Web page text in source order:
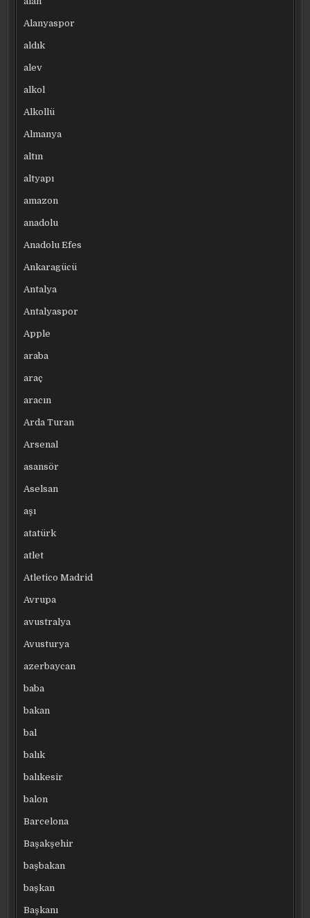
Alanyaspor
aldık
alev
alkol
Alkollü
Almanya
altın
altyapı
amazon
anadolu
Anadolu Efes
Ankaragücü
Antalya
Antalyaspor
Apple
araba
araç
aracın
Arda Turan
Arsenal
asansör
Aselsan
aşı
atatürk
atlet
Atletico Madrid
Avrupa
avustralya
Avusturya
azerbaycan
baba
bakan
bal
balık
balıkesir
balon
Barcelona
Başakşehir
başbakan
başkan
Başkanı